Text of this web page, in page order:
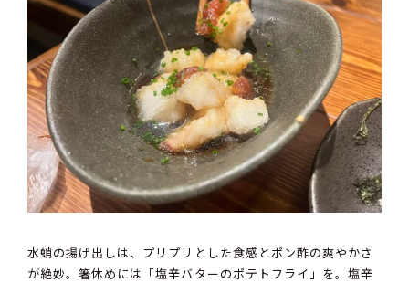
水蛸の揚げ出しは、プリプリとした食感とポン酢の爽やかさ
が絶妙。箸休めには「塩辛バターのポテトフライ」を。塩辛